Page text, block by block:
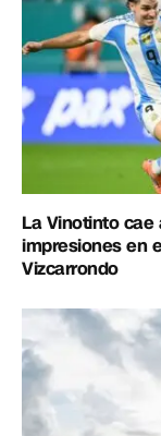
La Vinotinto
impresiones en
Vizcarrondo